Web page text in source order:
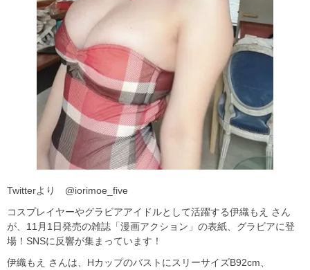
Twitterより @iorimoe_five
コスプレイヤーやグラビアアイドルとして活躍する伊織もえ さん
が、11月1日発売の雑誌「漫画アクション」の表紙、グラビアに登
場！SNSに反響が集まっています！
伊織もえ さんは、HカップのバストにスリーサイズB92cm、